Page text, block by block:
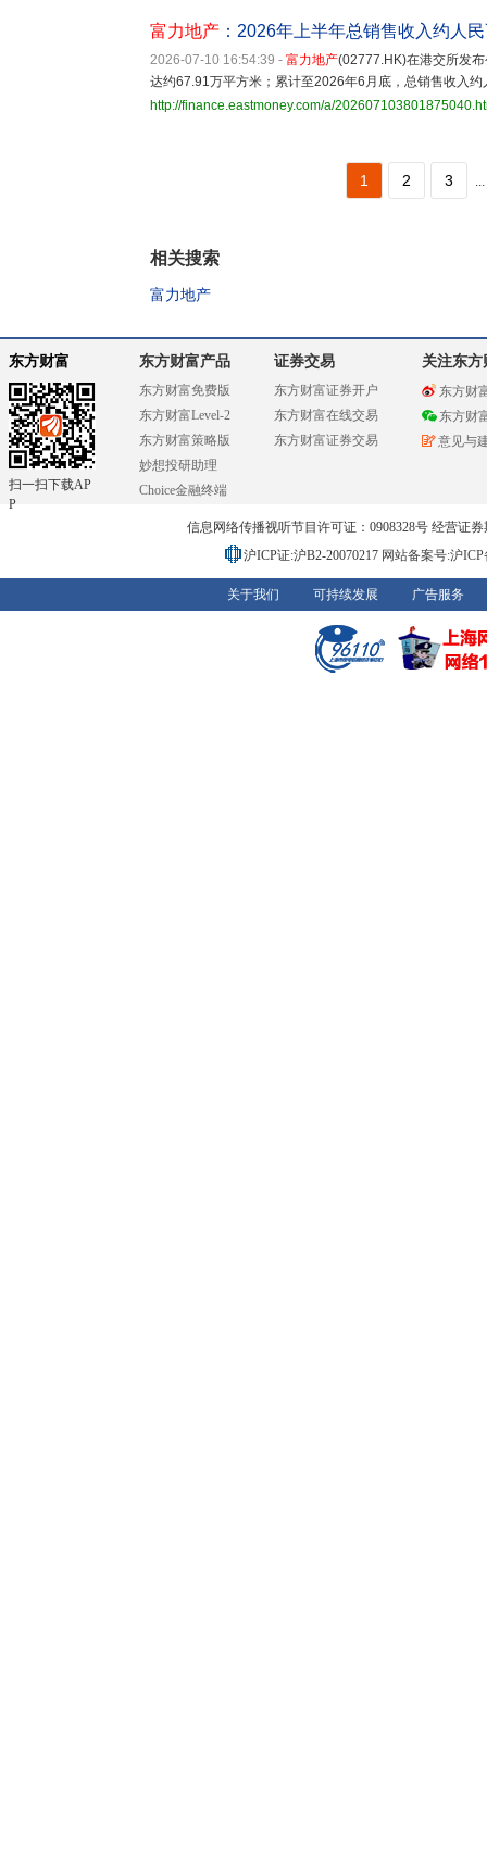
富力地产 ：2026年上半年总销售收入约人
2026-07-10 16:54:39 - 富力地产(02777.HK)在港交所发
达约67.91万平方米；累计至2026年6月底，总销售收入
http://finance.eastmoney.com/a/
1 2 3 ...
相关搜索
富力地产
东方财富
扫一扫下载AP
P
东方财富产品
东方财富免费版
东方财富Level-2
东方财富策略版
妙想投研助理
Choice金融终端
证券交易
东方财富证券开户
东方财富在线交易
东方财富证券交易
关注东方
东方财
东方财
意见与
信息网络传播视听节目许可证：0908328号 经营证
沪ICP证:沪B2-20070217 网站备案号:沪
关于我们 可持续发展 广告服务